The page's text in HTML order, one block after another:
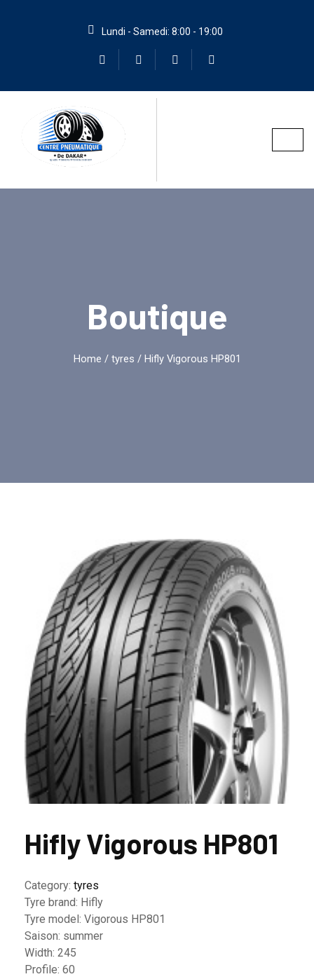
Lundi - Samedi: 8:00 - 19:00
Boutique
Home / tyres / Hifly Vigorous HP801
Hifly Vigorous HP801
Category: tyres
Tyre brand: Hifly
Tyre model: Vigorous HP801
Saison: summer
Width: 245
Profile: 60